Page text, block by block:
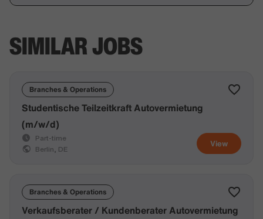
SIMILAR JOBS
Branches & Operations
View
Studentische Teilzeitkraft Autovermietung
(m/w/d)
Part-time
Berlin, DE
Branches & Operations
Verkaufsberater / Kundenberater Autovermietung